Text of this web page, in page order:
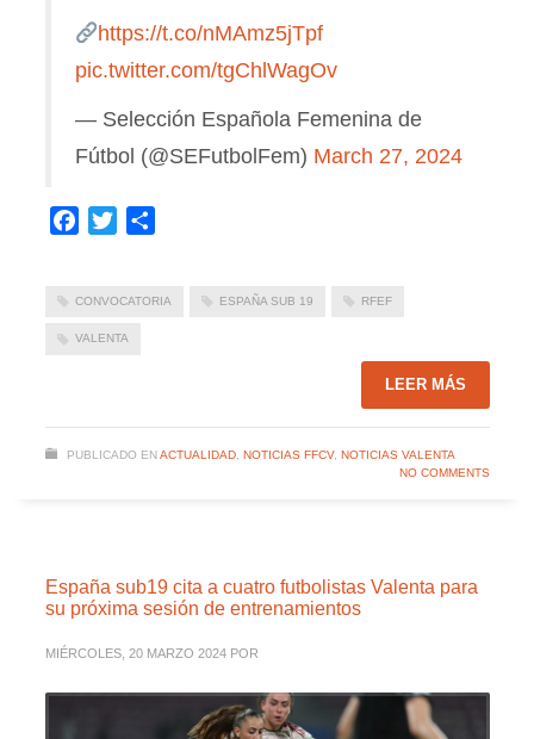
https://t.co/nMAmz5jTpf
pic.twitter.com/tgChlWagOv
— Selección Española Femenina de
Fútbol (@SEFutbolFem) March 27, 2024
Facebook
Twitter
CONVOCATORIA ESPAÑA SUB 19 RFEF
VALENTA
LEER MÁS
PUBLICADO EN ACTUALIDAD, NOTICIAS FFCV, NOTICIAS VALENTA
NO COMMENTS
España sub19 cita a cuatro futbolistas Valenta para
su próxima sesión de entrenamientos
MIÉRCOLES, 20 MARZO 2024 POR